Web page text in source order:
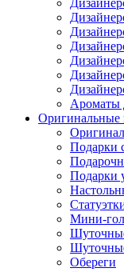
Ароматы
Оригинальные
Подарки
Подарки
Мини-
Обереги